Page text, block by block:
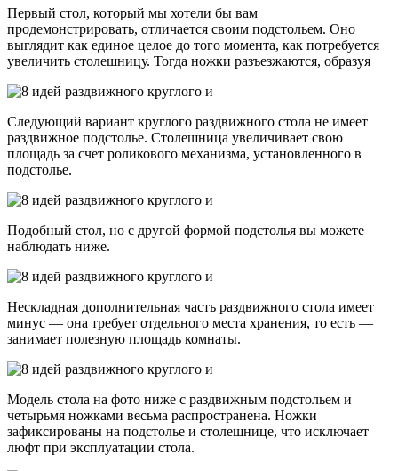
Первый стол, который мы хотели бы вам
продемонстрировать, отличается своим подстольем. Оно
выглядит как единое целое до того момента, как потребуется
увеличить столешницу. Тогда ножки разъезжаются, образуя
Следующий вариант круглого раздвижного стола не имеет
раздвижное подстолье. Столешница увеличивает свою
площадь за счет роликового механизма, установленного в
подстолье.
Подобный стол, но с другой формой подстолья вы можете
наблюдать ниже.
Нескладная дополнительная часть раздвижного стола имеет
минус — она требует отдельного места хранения, то есть —
занимает полезную площадь комнаты.
Модель стола на фото ниже с раздвижным подстольем и
четырьмя ножками весьма распространена. Ножки
зафиксированы на подстолье и столешнице, что исключает
люфт при эксплуатации стола.